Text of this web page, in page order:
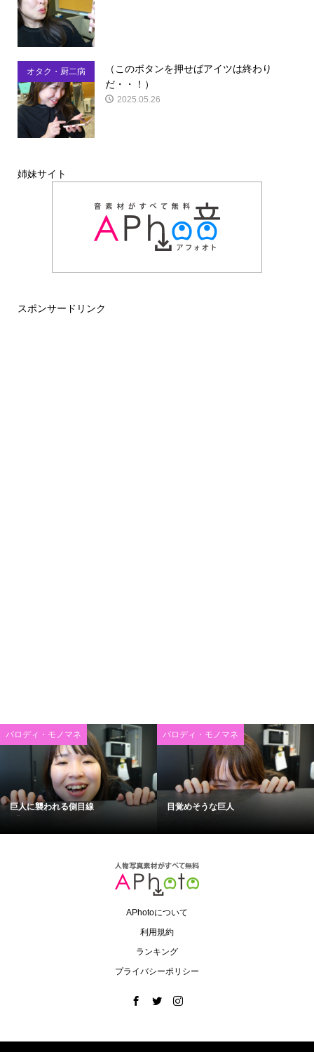
オタク・厨二病
（このボタンを押せばアイツは終わり
だ・・！）
2025.05.26
姉妹サイト
スポンサードリンク
パロディ・モノマネ
巨人に襲われる側目線
パロディ・モノマネ
目覚めそうな巨人
APhotoについて
利用規約
ランキング
プライバシーポリシー